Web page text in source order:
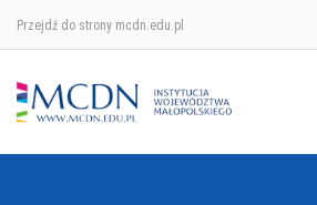
Przejdź do strony mcdn.edu.pl
Ośrodek w
Ośrodek w